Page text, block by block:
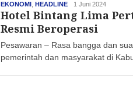
EKONOMI , HEADLINE haluan
1 Juni 2024
Hotel Bintang Lima
Resmi Beroperasi
Pesawaran – Rasa bangga dan
pemerintah dan masyarakat di